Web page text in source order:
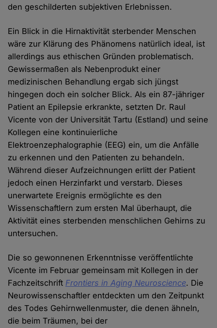
den geschilderten subjektiven Erlebnissen.
Ein Blick in die Hirnaktivität sterbender Menschen
wäre zur Klärung des Phänomens natürlich ideal, ist
allerdings aus ethischen Gründen problematisch.
Gewissermaßen als Nebenprodukt einer
medizinischen Behandlung ergab sich jüngst
hingegen doch ein solcher Blick. Als ein 87-jähriger
Patient an Epilepsie erkrankte, setzten Dr. Raul
Vicente von der Universität Tartu (Estland) und seine
Kollegen eine kontinuierliche
Elektroenzephalographie (EEG) ein, um die Anfälle
zu erkennen und den Patienten zu behandeln.
Während dieser Aufzeichnungen erlitt der Patient
jedoch einen Herzinfarkt und verstarb. Dieses
unerwartete Ereignis ermöglichte es den
Wissenschaftlern zum ersten Mal überhaupt, die
Aktivität eines sterbenden menschlichen Gehirns zu
untersuchen.
Die so gewonnenen Erkenntnisse veröffentlichte
Vicente im Februar gemeinsam mit Kollegen in der
Fachzeitschrift Frontiers in Aging Neuroscience. Die
Neurowissenschaftler entdeckten um den Zeitpunkt
des Todes Gehirnwellenmuster, die denen ähneln,
die beim Träumen, bei der